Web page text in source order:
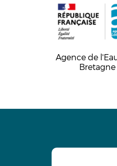
Agence de
Bretagne